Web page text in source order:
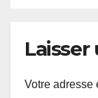
Votre adresse